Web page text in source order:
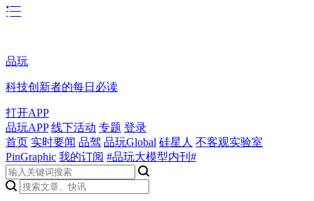
品玩
科技创新者的每日必读
打开APP
品玩APP 线下活动 专题 登录
首页 实时要闻 品驾 品玩Global 硅星人 不客观实验室
PinGraphic 我的订阅 #品玩大模型内刊#